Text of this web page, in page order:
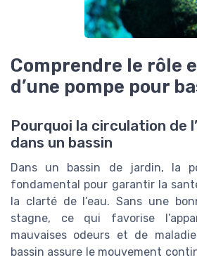
Comprendre le rôle
d’une pompe pour
Pourquoi la circulation de
dans un bassin
Dans un bassin de jardin, la
fondamental pour garantir la
la clarté de l’eau. Sans une
stagne, ce qui favorise
mauvaises odeurs et de
bassin assure le mouvement